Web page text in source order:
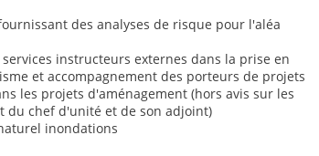
des analyses de risque pour l'aléa
instructeurs externes dans la prise en
et accompagnement des porteurs de projets
les projets d'aménagement (hors avis sur les
du chef d'unité et de son adjoint)
inondations